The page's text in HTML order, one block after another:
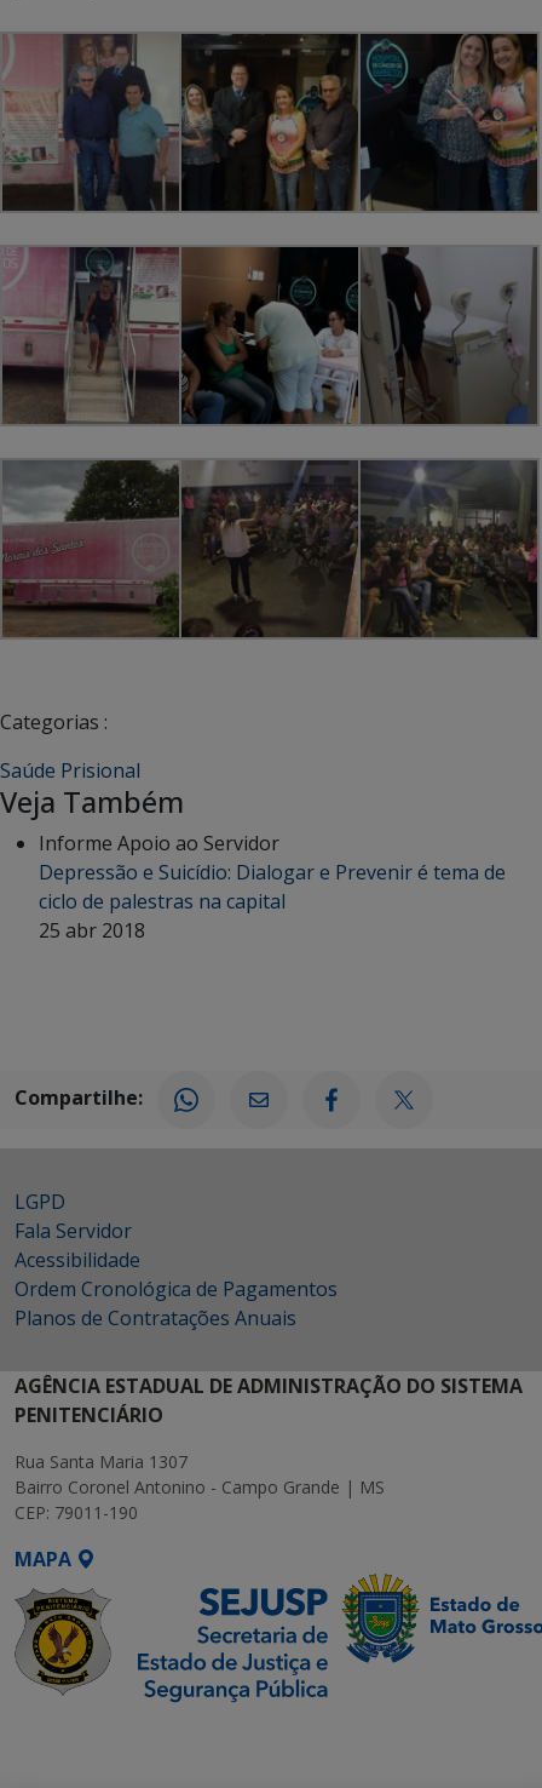
Categorias :
Saúde Prisional
Veja Também
Informe Apoio ao Servidor
Depressão e Suicídio: Dialogar e Prevenir é tema de
ciclo de palestras na capital
25 abr 2018
Compartilhe:
LGPD
Fala Servidor
Acessibilidade
Ordem Cronológica de Pagamentos
Planos de Contratações Anuais
AGÊNCIA ESTADUAL DE ADMINISTRAÇÃO DO SISTEMA
PENITENCIÁRIO
Rua Santa Maria 1307
Bairro Coronel Antonino - Campo Grande | MS
CEP: 79011-190
MAPA